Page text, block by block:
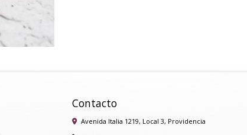
Contacto
Avenida Italia 1219, Local 3, Providencia